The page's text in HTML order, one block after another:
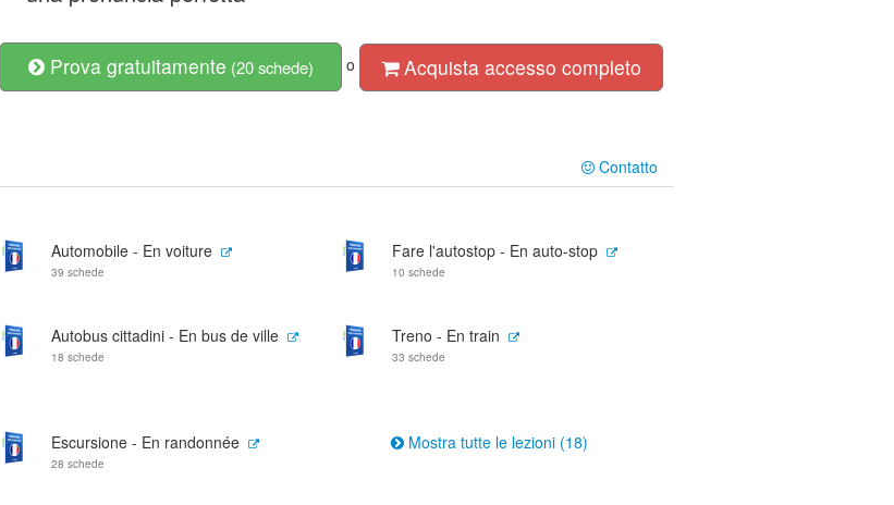
Prova gratuitamente (20 schede) o Acquista accesso completo
Contatto
Automobile - En voiture
39 schede
Fare l'autostop - En auto-stop
10 schede
Autobus cittadini - En bus de ville
18 schede
Treno - En train
33 schede
Escursione - En randonnée
28 schede
Mostra tutte le lezioni (18)